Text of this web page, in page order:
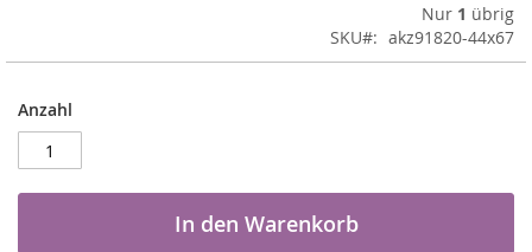
Nur 1 übrig
SKU
akz91820-44x67
Anzahl
In den Warenkorb